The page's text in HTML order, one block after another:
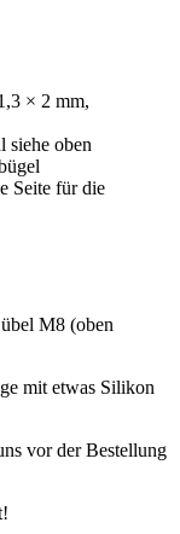
× 2 mm,
oben
Seite für die
M8 (oben
mit etwas Silikon
vor der Bestellung